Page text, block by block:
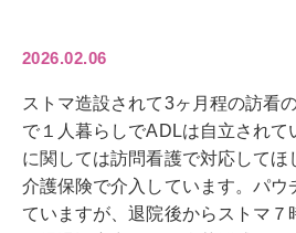
2026.02.06
ストマ造設されて3ヶ月程の訪看
で１人暮らしでADLは自立されて
に関しては訪問看護で対応してほ
介護保険で介入しています。パウ
ていますが、退院後からストマ７